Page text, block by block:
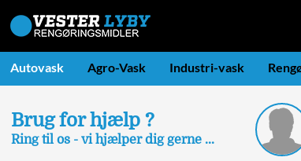
Autovask Agro-Vask Industri-vask
Brug for hjælp ?
Ring til os - vi hjælper dig gerne ...